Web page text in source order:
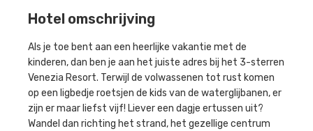
Hotel omschrijving
Als je toe bent aan een heerlijke vakantie met de
kinderen, dan ben je aan het juiste adres bij het 3-sterren
Venezia Resort. Terwijl de volwassenen tot rust komen
op een ligbedje roetsjen de kids van de waterglijbanen, er
zijn er maar liefst vijf! Liever een dagje ertussen uit?
Wandel dan richting het strand, het gezellige centrum